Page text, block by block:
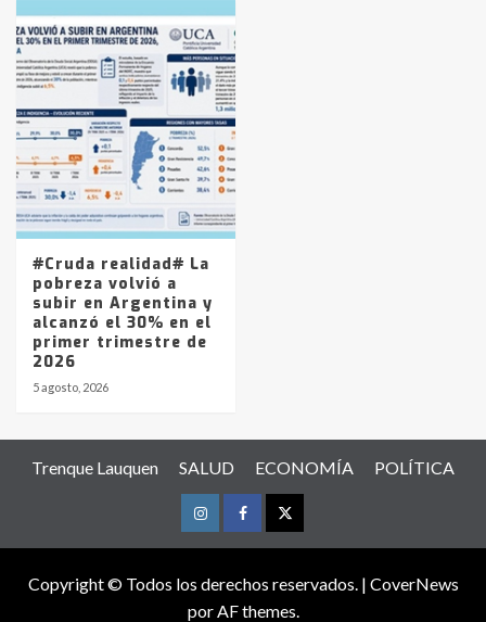
#Cruda realidad# La
pobreza volvió a
subir en Argentina y
alcanzó el 30% en el
primer trimestre de
2026
5 agosto, 2026
Trenque Lauquen SALUD ECONOMÍA POLÍTICA
InstagramFacebookTwitter
Copyright © Todos los derechos reservados. | CoverNews
por AF themes.